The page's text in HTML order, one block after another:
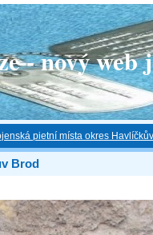
- nový web
pietní místa okres
Brod